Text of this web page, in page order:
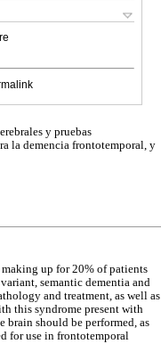
y pruebas
la demencia frontotemporal, y
up for 20% of patients
semantic dementia and
and treatment, as well as
this syndrome present with
should be performed, as
for use in frontotemporal